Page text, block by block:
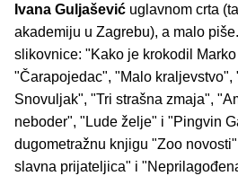
Ivana Guljašević uglavnom crta
akademiju u Zagrebu), a malo
slikovnice: "Kako je krokodil
"Čarapojedac", "Malo kraljevstvo",
Snovuljak", "Tri strašna zmaja",
neboder", "Lude želje" i "Pingvin
dugometražnu knjigu "Zoo
slavna prijateljica" i